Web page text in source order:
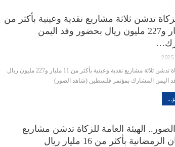
تدشن ثلاثة مشاريع نقدية وعينية بأكثر من
11 مليار و227 مليون ريال بحضور وفد اليمن
هيئة الزكاة تدشن ثلاثة مشاريع نقدية وعينية بأكثر من 11 مليار و227 مليون ريال
اليمن المشارك بمؤتمر فلسطين (شاهد الصور)
الهيئة العامة للزكاة تدشن مشاريع
بأكثر من 16 مليار ريال